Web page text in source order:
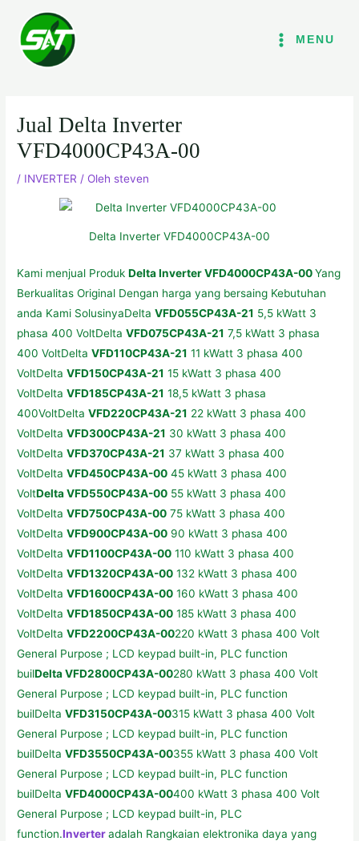
konten
MENU
Jual Delta Inverter
VFD4000CP43A-00
/ INVERTER / Oleh steven
Delta Inverter VFD4000CP43A-00
Kami menjual ProdukDelta Inverter VFD4000CP43A-00Yang
Berkualitas Original Dengan harga yang bersaing Kebutuhan
anda Kami SolusinyaDeltaVFD055CP43A-21 5,5 kWatt 3
phasa 400 VoltDeltaVFD075CP43A-21 7,5 kWatt 3 phasa
400 VoltDeltaVFD110CP43A-21 11 kWatt 3 phasa 400
VoltDeltaVFD150CP43A-21 15 kWatt 3 phasa 400
VoltDeltaVFD185CP43A-21 18,5 kWatt 3 phasa
400VoltDeltaVFD220CP43A-21 22 kWatt 3 phasa 400
VoltDeltaVFD300CP43A-21 30 kWatt 3 phasa 400
VoltDeltaVFD370CP43A-21 37 kWatt 3 phasa 400
VoltDeltaVFD450CP43A-00 45 kWatt 3 phasa 400
VoltDelta VFD550CP43A-00 55 kWatt 3 phasa 400
VoltDeltaVFD750CP43A-00 75 kWatt 3 phasa 400
VoltDeltaVFD900CP43A-00 90 kWatt 3 phasa 400
VoltDeltaVFD1100CP43A-00 110 kWatt 3 phasa 400
VoltDeltaVFD1320CP43A-00 132 kWatt 3 phasa 400
VoltDeltaVFD1600CP43A-00 160 kWatt 3 phasa 400
VoltDeltaVFD1850CP43A-00 185 kWatt 3 phasa 400
VoltDeltaVFD2200CP43A-00220 kWatt 3 phasa 400 Volt
General Purpose ; LCD keypad built-in, PLC function
builDelta VFD2800CP43A-00280 kWatt 3 phasa 400 Volt
General Purpose ; LCD keypad built-in, PLC function
builDeltaVFD3150CP43A-00315 kWatt 3 phasa 400 Volt
General Purpose ; LCD keypad built-in, PLC function
builDeltaVFD3550CP43A-00355 kWatt 3 phasa 400 Volt
General Purpose ; LCD keypad built-in, PLC function
builDeltaVFD4000CP43A-00400 kWatt 3 phasa 400 Volt
General Purpose ; LCD keypad built-in, PLC
function.Inverteradalah Rangkaian elektronika daya yang